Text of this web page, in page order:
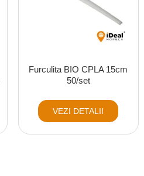
Furculita BIO CPLA 15cm
50/set
VEZI DETALII